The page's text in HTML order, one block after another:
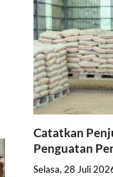
Catatkan
Penguatan
Selasa, 28 Juli